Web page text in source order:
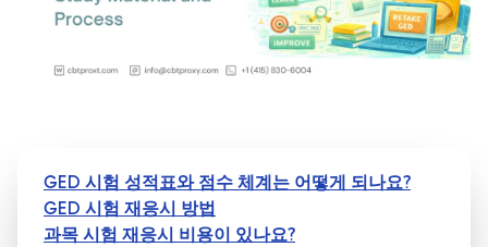
GED 시험 성적표와 점수 체계는 어떻게 되나요?
GED 시험 재응시 방법
과목 시험 재응시 비용이 있나요?